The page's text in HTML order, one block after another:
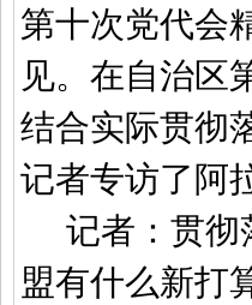
第十次党代会
见。在自治区
结合实际贯彻
记者专访了阿
记者：贯彻
盟有什么新打